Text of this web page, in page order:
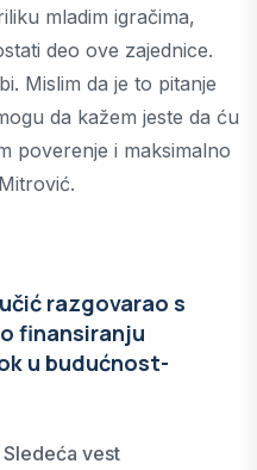
mladim igračima,
deo ove zajednice.
Mislim da je to pitanje
da kažem jeste da ću
poverenje i maksimalno
razgovarao s
finansiranju
u budućnost-
Sledeća vest